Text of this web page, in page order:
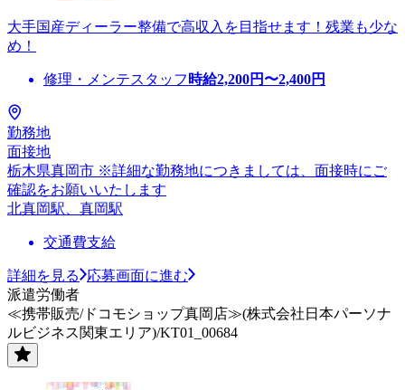
大手国産ディーラー整備で高収入を目指せます！残業も少な
め！
修理・メンテスタッフ 時給2,200円〜2,400円
勤務地
面接地
栃木県真岡市 ※詳細な勤務地につきましては、面接時にご
確認をお願いいたします
北真岡駅、真岡駅
交通費支給
詳細を見る
応募画面に進む
派遣労働者
≪携帯販売/ドコモショップ真岡店≫(株式会社日本パーソナ
ルビジネス関東エリア)/KT01_00684